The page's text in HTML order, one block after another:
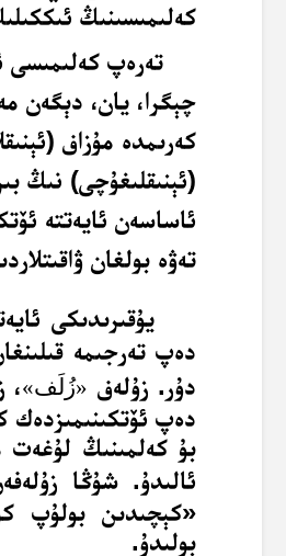
كەلىمىسىنىڭ
تەرەپ كەلىمىسى
چېگرا، يان، دېگەن
كەرىمدە مۇزاف
(ئېنىقلىغۇچى) نىڭ
ئاساسەن ئايەتتە
تەۋە بولغان
يۇقىرىدىكى
دەپ تەرجىمە
دۇر. زۇلەف «زُلَف»،
دەپ ئۆتكىنىمىزدەك
بۇ كەلمىنىڭ لۇغەت
ئالىدۇ. شۇڭا
«كېچىدىن بولۇپ
بولىدۇ.